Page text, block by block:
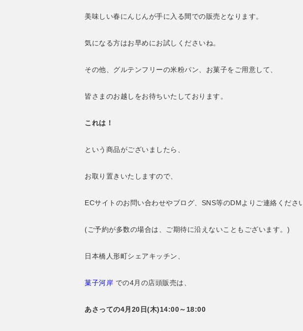
美味しい春にんじんが手に入る間での販売となります。
気になる方はお早めにお試しくださいね。
その他、グルテンフリーの米粉パン、お菓子をご用意して、
皆さまのお越しをお待ちいたしております。
これは！
という商品がございましたら、
お取り置きいたしますので、
ECサイトのお問い合わせやブログ、SNS等のDMよりご連絡くださ
(ご予約が多数の場合は、ご期待に沿えないこともございます。)
日本橋人形町シェアキッチン、
菓子河岸 での4月の店頭販売は、
あさっての4月20日(木)14:00～18:00